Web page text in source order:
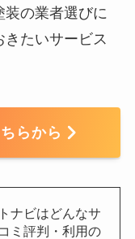
装の業者選びに
たいサービス
らから
ナビはどんなサ
ミ評判・利用の